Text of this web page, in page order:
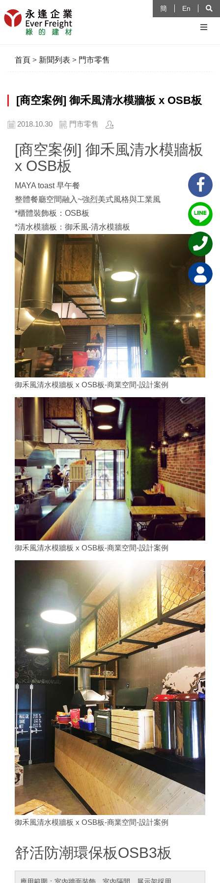
簡 En
首頁 > 新聞列表 > 門市零售
[商空案例] 御禾風清水模牆板 x OSB板
2018.10.30 門市零售
[商空案例] 御禾風清水模牆板
x OSB板
MAYA toast 早午餐
整體餐廳空間融入~強烈美式風格與工業風
*櫃體裝飾板：OSB板
*清水模牆板：御禾風-清水模牆板
御禾風清水模牆板 x OSB板-商業空間-設計案例
御禾風清水模牆板 x OSB板-商業空間-設計案例
御禾風清水模牆板 x OSB板-商業空間-設計案例
舒活防潮環保板OSB3板